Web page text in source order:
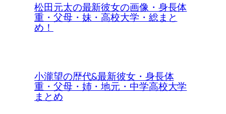
松田元太の最新彼女の画像・身長体
重・父母・妹・高校大学・総まと
め！
小瀧望の歴代&最新彼女・身長体
重・父母・姉・地元・中学高校大学
まとめ